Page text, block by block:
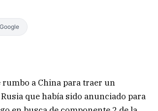
a China para traer un
que había sido anunciado para